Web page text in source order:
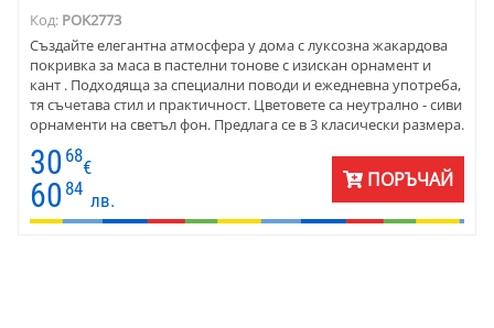
Код: POK2773
Създайте елегантна атмосфера у дома с луксозна жакардова
покривка за маса в пастелни тонове с изискан орнамент и
кант . Подходяща за специални поводи и ежедневна употреба,
тя съчетава стил и практичност. Цветовете са неутрално - сиви
орнаменти на светъл фон. Предлага се в 3 класически размера.
30 68
€
60 84
лв.
ПОРЪЧАЙ